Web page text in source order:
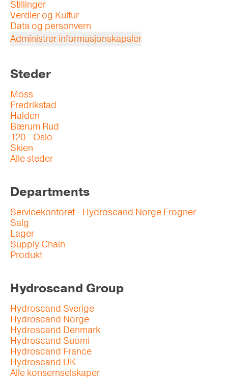
Stillinger
Verdier og Kultur
Data og personvern
Administrer informasjonskapsler
Steder
Moss
Fredrikstad
Halden
Bærum Rud
120 - Oslo
Skien
Alle steder
Departments
Servicekontoret - Hydroscand Norge Frogner
Salg
Lager
Supply Chain
Produkt
Hydroscand Group
Hydroscand Sverige
Hydroscand Norge
Hydroscand Denmark
Hydroscand Suomi
Hydroscand France
Hydroscand UK
Alle konsernselskaper